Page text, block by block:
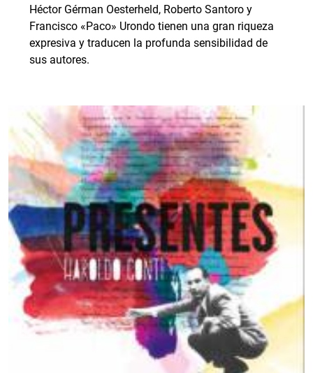
Héctor Gérman Oesterheld, Roberto Santoro y
Francisco «Paco» Urondo tienen una gran riqueza
expresiva y traducen la profunda sensibilidad de
sus autores.